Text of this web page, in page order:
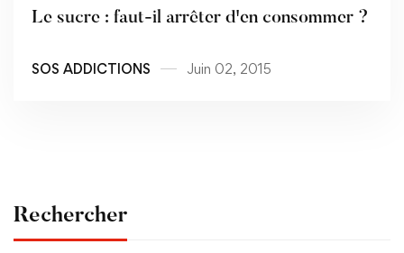
Le sucre : faut-il arrêter d'en consommer ?
SOS ADDICTIONS Juin 02, 2015
Rechercher